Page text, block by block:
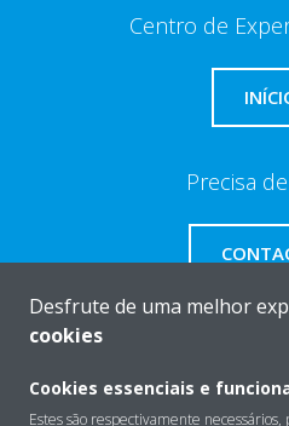
Centro de
Precisa
Sobre
Desfrute de uma melhor
cookies
Cookies essenciais e
Estes são respectivamente